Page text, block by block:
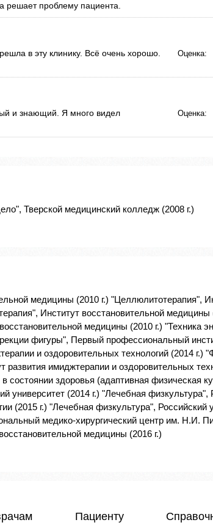
решает проблему пациента.
в эту клинику. Всё очень хорошо.
Оценка:
и знающий. Я много видел
Оценка:
Тверской медицинский колледж (2008 г.)
медицины (2010 г.) "Целлюлитотерапия",
Институт восстановительной медицины
медицины (2010 г.) "Техника
фигуры", Первый профессиональный
и оздоровительных технологий (2014 г.)
имиджтерапии и оздоровительных
состоянии здоровья (адаптивная физическая
университет (2014 г.) "Лечебная
(2015 г.) "Лечебная физкультура", Российский
медико-хирургический центр им. Н.И.
медицины (2016 г.)
Пациенту